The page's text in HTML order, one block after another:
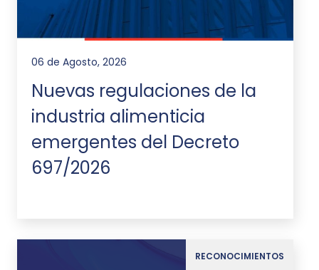
06 de Agosto, 2026
Nuevas regulaciones de la
industria alimenticia
emergentes del Decreto
697/2026
RECONOCIMIENTOS